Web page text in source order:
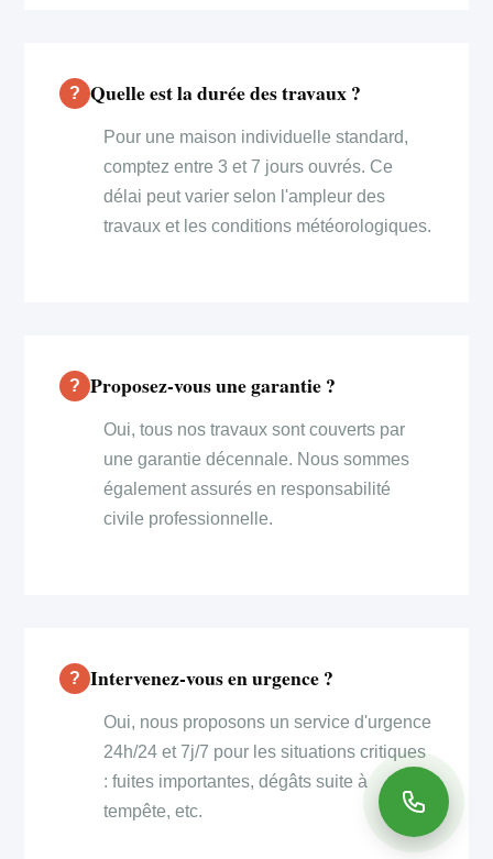
Quelle est la durée des travaux ?
Pour une maison individuelle standard,
comptez entre 3 et 7 jours ouvrés. Ce
délai peut varier selon l'ampleur des
travaux et les conditions météorologiques.
Proposez-vous une garantie ?
Oui, tous nos travaux sont couverts par
une garantie décennale. Nous sommes
également assurés en responsabilité
civile professionnelle.
Intervenez-vous en urgence ?
Oui, nous proposons un service d'urgence
24h/24 et 7j/7 pour les situations critiques
: fuites importantes, dégâts suite à
tempête, etc.